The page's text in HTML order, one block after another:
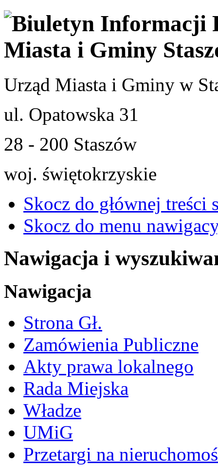
Urząd Miasta i Gminy w
ul. Opatowska 31
28 - 200 Staszów
woj. świętokrzyskie
Skocz do głównej treści
Skocz do menu
Nawigacja i
Nawigacja
Strona Gł.
Zamówienia Publiczne
Akty prawa lokalnego
Rada Miejska
Władze
UMiG
Przetargi na